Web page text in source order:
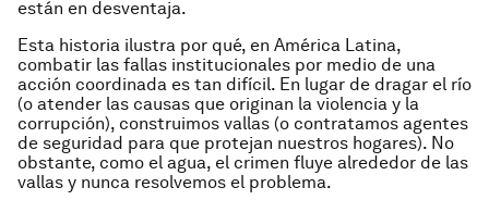
están en desventaja.
Esta historia ilustra por qué, en América Latina,
combatir las fallas institucionales por medio de una
acción coordinada es tan difícil. En lugar de dragar el río
(o atender las causas que originan la violencia y la
corrupción), construimos vallas (o contratamos agentes
de seguridad para que protejan nuestros hogares). No
obstante, como el agua, el crimen fluye alrededor de las
vallas y nunca resolvemos el problema.